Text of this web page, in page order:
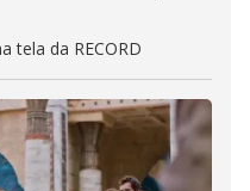
tela da RECORD